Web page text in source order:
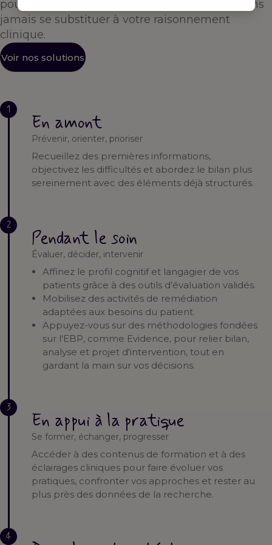
pour vous accompagner à chaque étape — sans
jamais se substituer à votre raisonnement
clinique.
Voir nos solutions
1
En amont
Prévenir, orienter, prioriser
Recueillez des premières informations,
objectivez les difficultés et abordez le bilan plus
sereinement avec des éléments déjà structurés.
2
Pendant le soin
Évaluer, décider, intervenir
Affinez le profil cognitif et langagier de vos
patients grâce à des outils d'évaluation validés.
Mobilisez des activités de remédiation
adaptées aux besoins du patient.
Appuyez-vous sur des méthodologies fondées
sur l'EBP, comme Evidence, pour relier bilan,
analyse et projet d'intervention, tout en
gardant la main sur vos décisions.
3
En appui à la pratique
Se former, échanger, progresser
Accéder à des contenus de formation et à des
éclairages cliniques pour faire évoluer vos
pratiques, confronter vos approches et rester au
plus près des données de la recherche.
4